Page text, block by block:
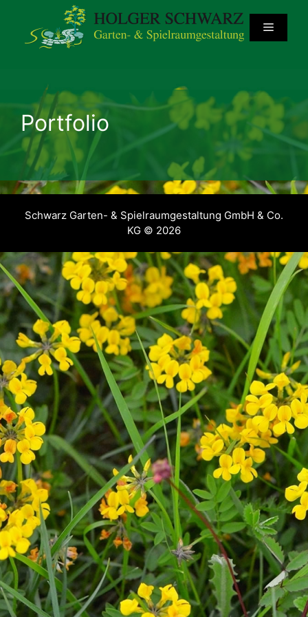
springen
Menü
Portfolio
Schwarz Garten- & Spielraumgestaltung GmbH & Co.
KG © 2026